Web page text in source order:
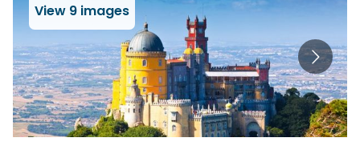
View 9 images